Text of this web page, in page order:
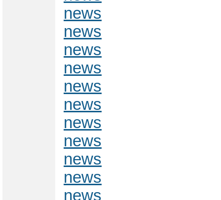
news
news
news
news
news
news
news
news
news
news
news